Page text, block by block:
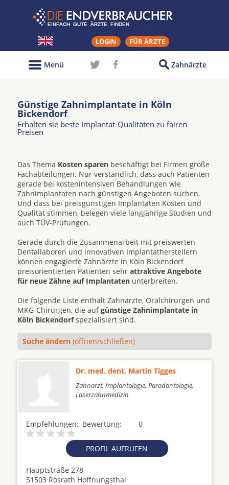
LOGIN FÜR ÄRZTE
Zahnärzte
Menü
Günstige Zahnimplantate in Köln
Bickendorf
Erhalten sie beste Implantat-Qualitäten zu fairen
Preisen
Das Thema Kosten sparen beschäftigt bei Firmen große
Fachabteilungen. Nur verständlich, dass auch Patienten
gerade bei kostenintensiven Behandlungen wie
Zahnimplantaten nach günstigen Angeboten suchen.
Und dass bei preisgünstigen Implantaten Kosten und
Qualität stimmen, belegen viele langjährige Studien und
auch TÜV-Prüfungen.
Gerade durch die Zusammenarbeit mit preiswerten
Dentallaboren und innovativen Implantatherstellern
können engagierte Zahnärzte in Köln Bickendorf
preisorientierten Patienten sehr attraktive Angebote
für neue Zähne auf Implantaten unterbreiten.
Die folgende Liste enthält Zahnärzte, Oralchirurgen und
MKG-Chirurgen, die aufgünstige Zahnimplantate in
Köln Bickendorfspezialisiert sind.
Suche ändern (öffnen/schließen)
Dr. med. dent. Martin Tigges
Zahnarzt, Implantologie, Parodontologie,
Laserzahnmedizin
Empfehlungen: 0
Bewertung:
PROFIL AUFRUFEN
Hauptstraße 278
51503 Rösrath Hoffnungsthal